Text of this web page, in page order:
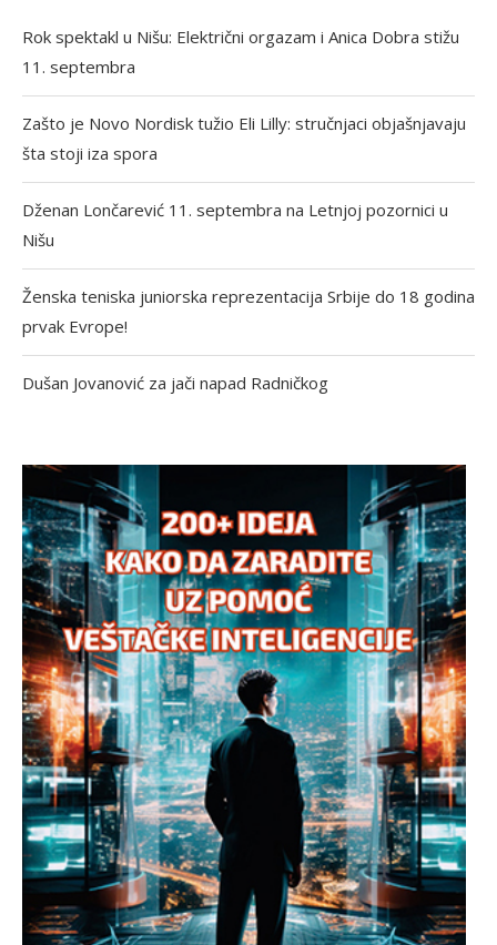
Rok spektakl u Nišu: Električni orgazam i Anica Dobra stižu
11. septembra
Zašto je Novo Nordisk tužio Eli Lilly: stručnjaci objašnjavaju
šta stoji iza spora
Dženan Lončarević 11. septembra na Letnjoj pozornici u
Nišu
Ženska teniska juniorska reprezentacija Srbije do 18 godina
prvak Evrope!
Dušan Jovanović za jači napad Radničkog